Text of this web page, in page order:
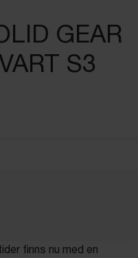
GEAR
S3
finns nu med en